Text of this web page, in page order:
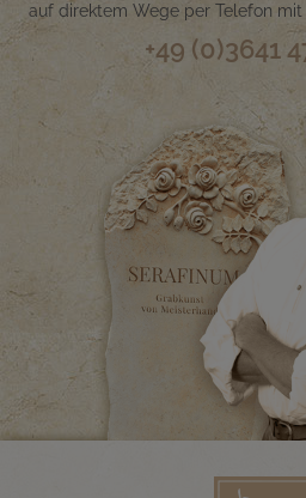
auf direktem Wege per Telefon
+49 (0)3641